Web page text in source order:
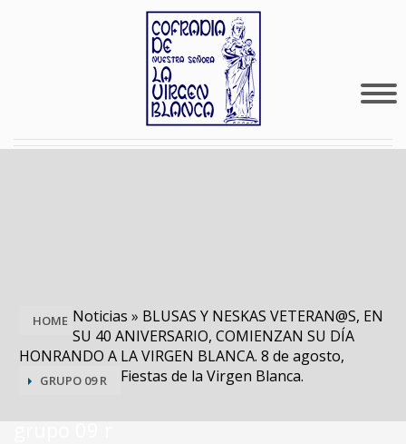
HOME Noticias » BLUSAS Y NESKAS VETERAN@S, EN
SU 40 ANIVERSARIO, COMIENZAN SU DÍA
HONRANDO A LA VIRGEN BLANCA. 8 de agosto,
Fiestas de la Virgen Blanca.
GRUPO 09 R
grupo 09 r